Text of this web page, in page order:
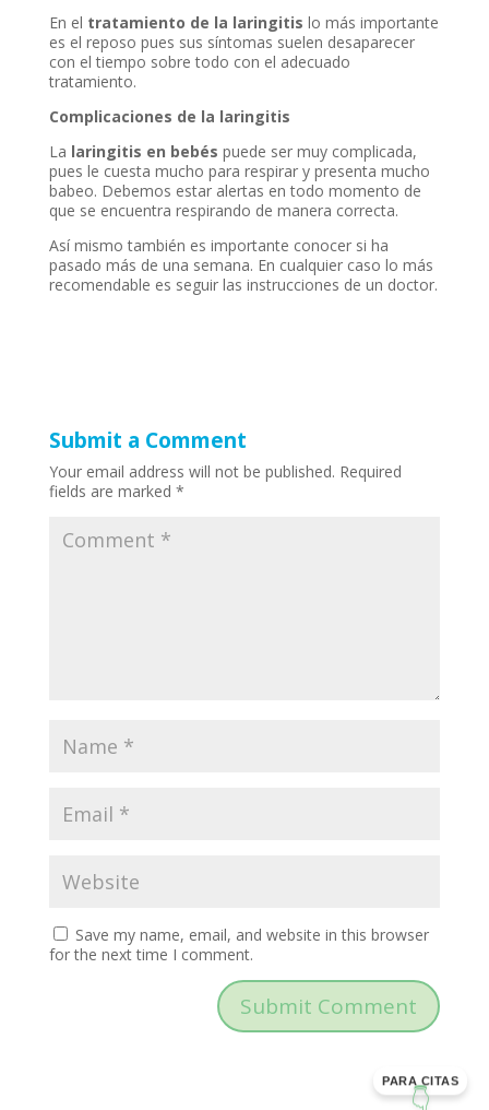
En el tratamiento de la laringitis lo más importante
es el reposo pues sus síntomas suelen desaparecer
con el tiempo sobre todo con el adecuado
tratamiento.
Complicaciones de la laringitis
La laringitis en bebés puede ser muy complicada,
pues le cuesta mucho para respirar y presenta mucho
babeo. Debemos estar alertas en todo momento de
que se encuentra respirando de manera correcta.
Así mismo también es importante conocer si ha
pasado más de una semana. En cualquier caso lo más
recomendable es seguir las instrucciones de un doctor.
Submit a Comment
Your email address will not be published. Required
fields are marked *
Save my name, email, and website in this browser
for the next time I comment.
PARA CITAS